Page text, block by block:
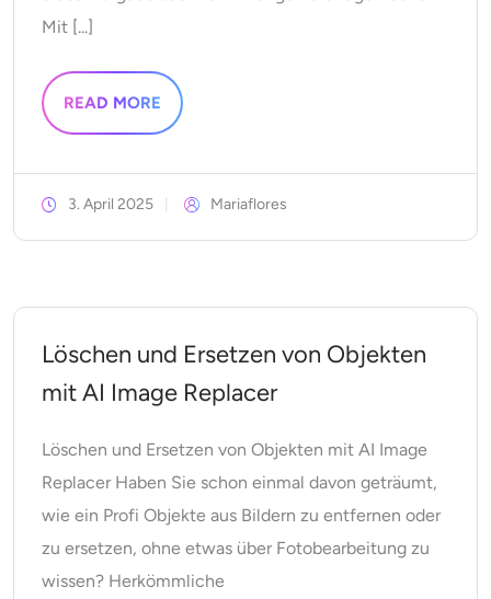
Mit [...]
READ MORE
3. April 2025 Mariaflores
Löschen und Ersetzen von Objekten
mit AI Image Replacer
Löschen und Ersetzen von Objekten mit AI Image
Replacer Haben Sie schon einmal davon geträumt,
wie ein Profi Objekte aus Bildern zu entfernen oder
zu ersetzen, ohne etwas über Fotobearbeitung zu
wissen? Herkömmliche